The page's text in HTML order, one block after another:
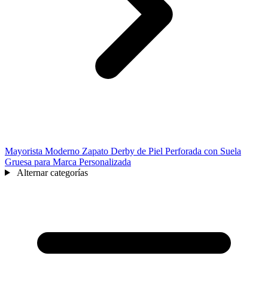
Mayorista Moderno Zapato Derby de Piel Perforada con Suela
Gruesa para Marca Personalizada
Alternar categorías